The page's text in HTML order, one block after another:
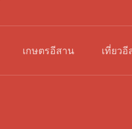
เกษตรอีสาน เที่ยวอี